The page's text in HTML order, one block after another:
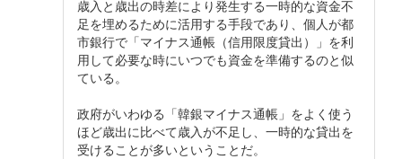
歳入と歳出の時差により発生する一時的な資金不
足を埋めるために活用する手段であり、個人が都
市銀行で「マイナス通帳（信用限度貸出）」を利
用して必要な時にいつでも資金を準備するのと似
ている。
政府がいわゆる「韓銀マイナス通帳」をよく使う
ほど歳出に比べて歳入が不足し、一時的な貸出を
受けることが多いということだ。